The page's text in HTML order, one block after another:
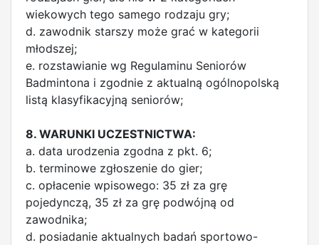
wiekowych tego samego rodzaju gry;
d. zawodnik starszy może grać w kategorii
młodszej;
e. rozstawianie wg Regulaminu Seniorów
Badmintona i zgodnie z aktualną ogólnopolską
listą klasyfikacyjną seniorów;
8. WARUNKI UCZESTNICTWA:
a. data urodzenia zgodna z pkt. 6;
b. terminowe zgłoszenie do gier;
c. opłacenie wpisowego: 35 zł za grę
pojedynczą, 35 zł za grę podwójną od
zawodnika;
d. posiadanie aktualnych badań sportowo-